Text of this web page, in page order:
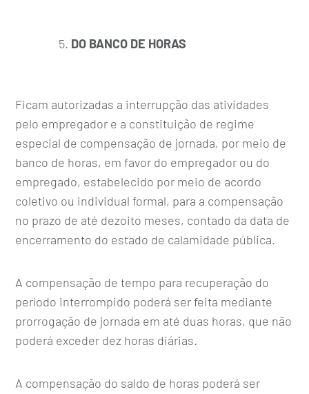
DO BANCO DE HORAS
Ficam autorizadas a interrupção das atividades
pelo empregador e a constituição de regime
especial de compensação de jornada, por meio de
banco de horas, em favor do empregador ou do
empregado, estabelecido por meio de acordo
coletivo ou individual formal, para a compensação
no prazo de até dezoito meses, contado da data de
encerramento do estado de calamidade pública.
A compensação de tempo para recuperação do
período interrompido poderá ser feita mediante
prorrogação de jornada em até duas horas, que não
poderá exceder dez horas diárias.
A compensação do saldo de horas poderá ser